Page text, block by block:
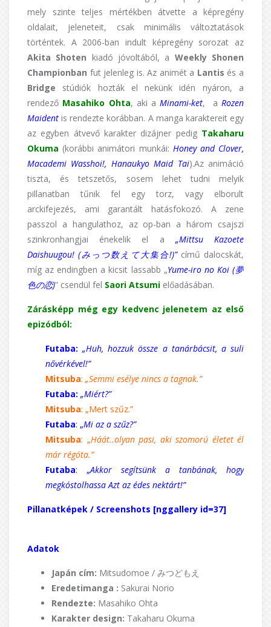
mely szinte teljes mértékben átvette a képregény
oldalait, jeleneteit, csak minimális változtatások
történtek. A 2006-ban indult képregény sorozat az
Akita Shoten kiadó jóvoltából, a Weekly Shonen
Championban fut jelenleg is. Az animét a Lantis és a
Bridge stúdiók hozták el nekünk idén nyáron, a
rendező Masahiko Ohta, aki aMinami-ket, a Rozen
Maident is rendezte korábban. A manga karaktereit egy
az egyben átvevő karakter dizájner pedig Takaharu
Okuma (korábbi animátori munkái: Honey and Clover,
Macademi Wasshoi!, Hanaukyo Maid Tai).Az animáció
tiszta, és tetszetős, sosem lehet tudni melyik
pillanatban tűnik fel egy torz, vagy elborult
arckifejezés, ami garantált hatásfokozó. A zene
passzol a hangulathoz, az op-ban a három csajszi
szinkronhangjai énekelik el a „Mittsu Kazoete
Daishuugou! (みっつ数えて大集合!)” című dalocskát,
míg az endingben a kicsit lassabb „Yume-iro no Koi (夢
色の恋)” csendül fel Saori Atsumi előadásában.
Zárásképp még egy kedvenc jelenetem az első
epizódból:
Futaba: „Huh, hozzuk össze a tanárbácsit, a suli
nővérkével!”
Mitsuba: „Semmi esélye nincs a tagnak.”
Futaba: „Miért?”
Mitsuba: „Mert szűz.”
Futaba: „Mi az a szűz?”
Mitsuba: „Háát..olyan pasi, aki szomorú életet él
már régóta.”
Futaba: „Akkor segítsünk a tanbának, hogy
megkóstolhassa Azt az édes nektárt!”
Pillanatképek / Screenshots [nggallery id=37]
Adatok
Japán cím: Mitsudomoe / みつどもえ
Eredetimanga : Sakurai Norio
Rendezte: Masahiko Ohta
Karakter design: Takaharu Okuma